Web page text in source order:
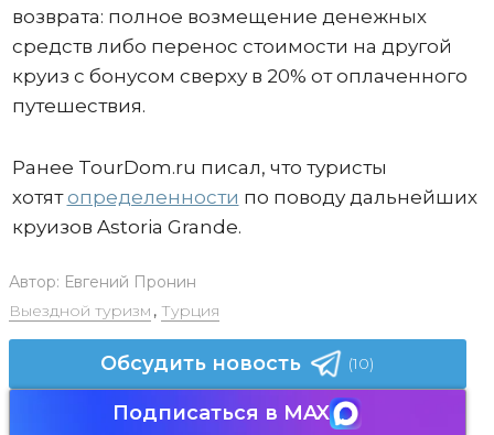
возврата: полное возмещение денежных
средств либо перенос стоимости на другой
круиз с бонусом сверху в 20% от оплаченного
путешествия.
Ранее TourDom.ru писал, что туристы
хотятопределенности по поводу дальнейших
круизов Astoria Grande.
Автор: Евгений Пронин
Выездной туризм , Турция
Обсудить новость (10)
Подписаться в MAX